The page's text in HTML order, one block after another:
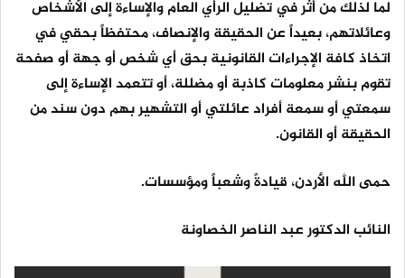
لما لذلك من أثر في تضليل الرأي العام والإساءة إلى الأشخاص
وعائلاتهم، بعيداً عن الحقيقة والإنصاف، محتفظاً بحقي في
اتخاذ كافة الإجراءات القانونية بحق أي شخص أو جهة أو صفحة
تقوم بنشر معلومات كاذبة أو مضللة، أو تتعمد الإساءة إلى
سمعتي أو سمعة أفراد عائلتي أو التشهير بهم دون سند من
الحقيقة أو القانون.
حمى الله الأردن، قيادةً وشعباً ومؤسسات.
النائب الدكتور عبد الناصر الخصاونة